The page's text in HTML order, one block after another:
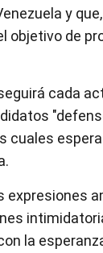
y
objetivo de
cada
cuales
expresiones
la